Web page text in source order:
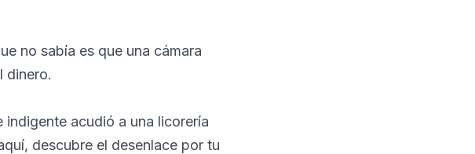
no sabía es que una cámara
dinero.
indigente acudió a una licorería
descubre el desenlace por tu